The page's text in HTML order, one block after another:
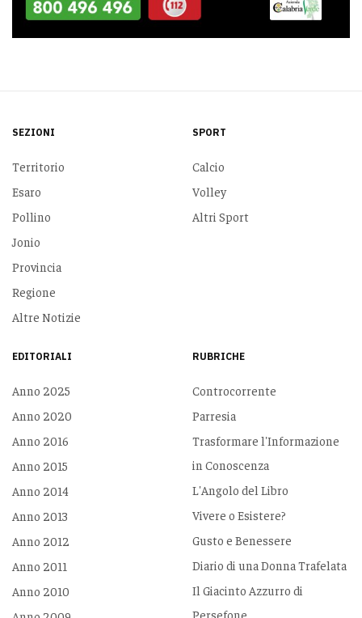
SEZIONI
Territorio
Esaro
Pollino
Jonio
Provincia
Regione
Altre Notizie
SPORT
Calcio
Volley
Altri Sport
EDITORIALI
Anno 2025
Anno 2020
Anno 2016
Anno 2015
Anno 2014
Anno 2013
Anno 2012
Anno 2011
Anno 2010
RUBRICHE
Controcorrente
Parresia
Trasformare l'Informazione
in Conoscenza
L'Angolo del Libro
Vivere o Esistere?
Gusto e Benessere
Diario di una Donna Trafelata
Il Giacinto Azzurro di
Persefone